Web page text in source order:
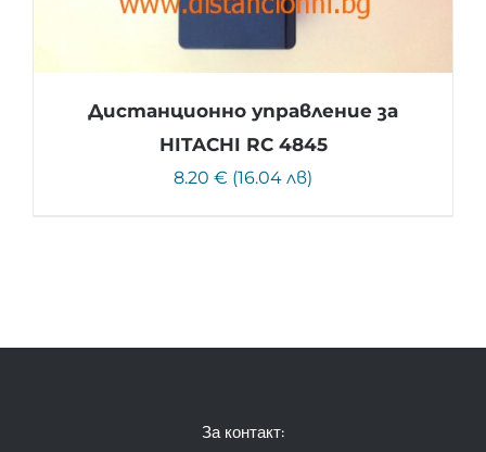
Дистанционно управление за
HITACHI RC 4845
8.20 € (16.04 лв)
За контакт: